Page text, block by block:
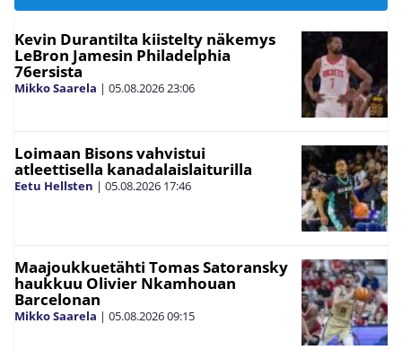
Kevin Durantilta kiistelty näkemys
LeBron Jamesin Philadelphia
76ersista
Mikko Saarela | 05.08.202623:06
Loimaan Bisons vahvistui
atleettisella kanadalaislaiturilla
Eetu Hellsten | 05.08.2026 17:46
Maajoukkuetähti Tomas Satoransky
haukkuu Olivier Nkamhouan
Barcelonan
Mikko Saarela | 05.08.202609:15